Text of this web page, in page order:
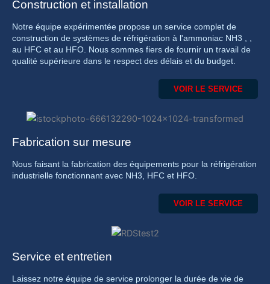
Construction et installation
Notre équipe expérimentée propose un service complet de
construction de systèmes de réfrigération à l'ammoniac NH3 , ,
au HFC et au HFO. Nous sommes fiers de fournir un travail de
qualité supérieure dans le respect des délais et du budget.
VOIR LE SERVICE
Fabrication sur mesure
Nous faisant la fabrication des équipements pour la réfrigération
industrielle fonctionnant avec NH3, HFC et HFO.
VOIR LE SERVICE
Service et entretien
Laissez notre équipe de service prolonger la durée de vie de